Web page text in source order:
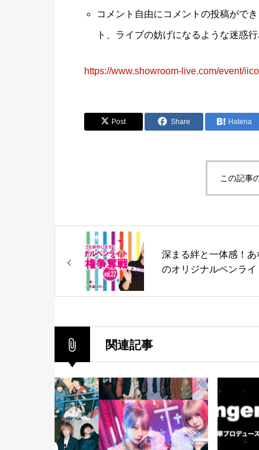
コメント自由にコメントの投稿がで
ト、ライブの妨げになるような迷惑
https://www.showroom-live.com/event/
Post Share Hatena
この記事
深まる絆と一体感！あ
のオリジナルペンライ
関連記事